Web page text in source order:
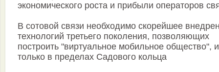
экономического роста и прибыли операторов
В сотовой связи необходимо скорейшее
технологий третьего поколения, позволяющих
построить "виртуальное мобильное общество",
только в пределах Садового кольца